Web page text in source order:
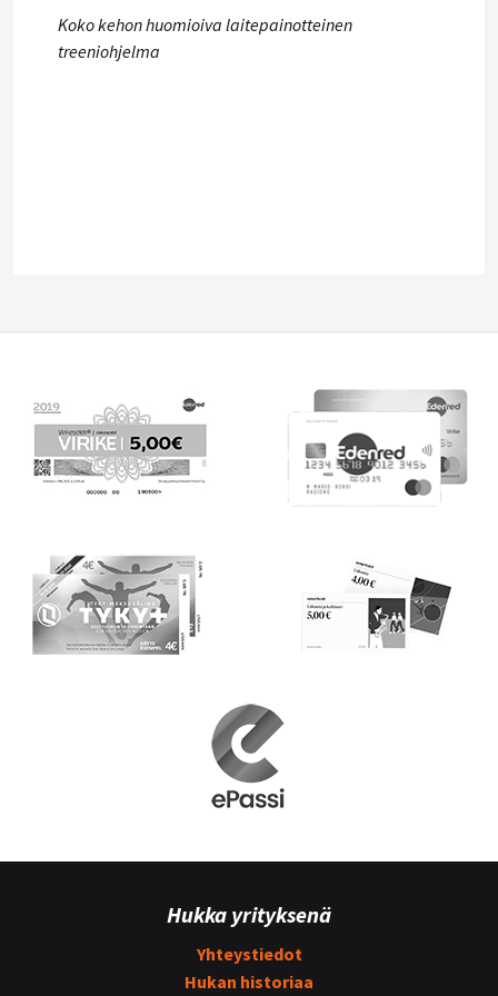
Koko kehon huomioiva laitepainotteinen
treeniohjelma
Hukka yrityksenä
Yhteystiedot
Hukan historiaa